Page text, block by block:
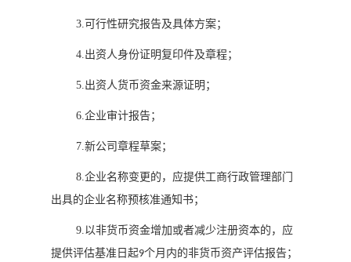
3. 可行性研究报告及具体方案；
4.出资人身份证明复印件及章程；
5.出资人货币资金来源证明；
6.企业审计报告；
7.新公司章程草案；
8.企业名称变更的，应提供工商行政管理部门
出具的企业名称预核准通知书；
9.以非货币资金增加或者减少注册资本的，应
提供评估基准日起9个月内的非货币资产评估报告；